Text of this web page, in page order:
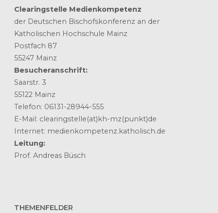
Clearingstelle Medienkompetenz
der Deutschen Bischofskonferenz an der
Katholischen Hochschule Mainz
Postfach 87
55247 Mainz
Besucheranschrift:
Saarstr. 3
55122 Mainz
Telefon: 06131-28944-555
E-Mail: clearingstelle(at)kh-mz(punkt)de
Internet: medienkompetenz.katholisch.de
Leitung:
Prof. Andreas Büsch
THEMENFELDER